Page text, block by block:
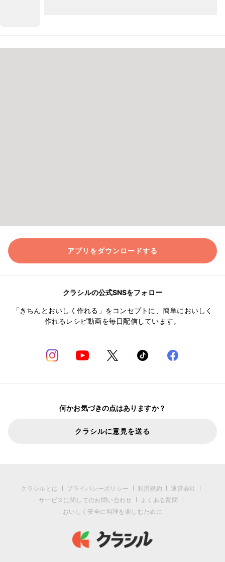
アプリをダウンロードする
クラシルの公式SNSをフォロー
「きちんとおいしく作れる」をコンセプトに、簡単においしく
作れるレシピ動画を毎日配信しています。
何かお気づきの点はありますか？
クラシルに意見を送る
クラシルとは プライバシーポリシー 利用規約
運営会社
サービスに関してのお問い合わせ
よくある質問
おいしく安全に料理を楽しむために